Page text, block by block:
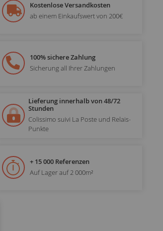
Kostenlose Versandkosten
ab einem Einkaufswert von 200€
100% sichere Zahlung
Sicherung all Ihrer Zahlungen
Lieferung innerhalb von 48/72
Stunden
Colissimo suivi La Poste und Relais-
Punkte
+ 15 000 Referenzen
Auf Lager auf 2 000m²